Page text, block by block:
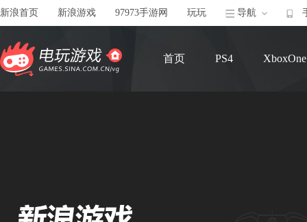
新浪首页 新浪游戏 97973手游网 玩玩 导航
首页 PS4 XboxOne